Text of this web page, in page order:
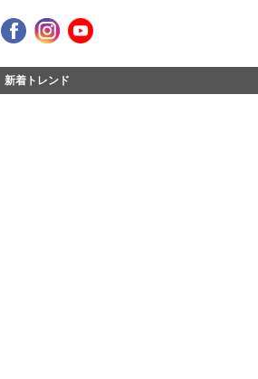
新着トレンド